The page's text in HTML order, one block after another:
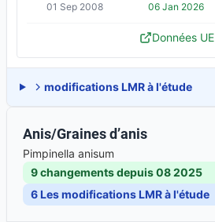
01 Sep 2008 06 Jan 2026
Données UE
modifications LMR à l'étude
Anis/Graines d’anis
Pimpinella anisum
9 changements depuis08 2025
6Les modifications LMR à l'étude